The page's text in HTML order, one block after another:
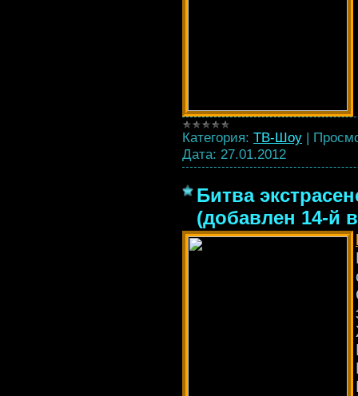
Категория: ТВ-Шоу |
Дата: 27.01.2012
Битва
(добавлен 14-й